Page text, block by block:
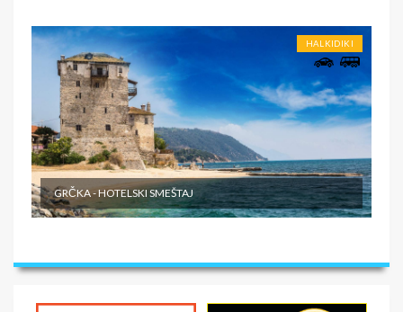
HALKIDIKI
GRČKA - HOTELSKI SMEŠTAJ